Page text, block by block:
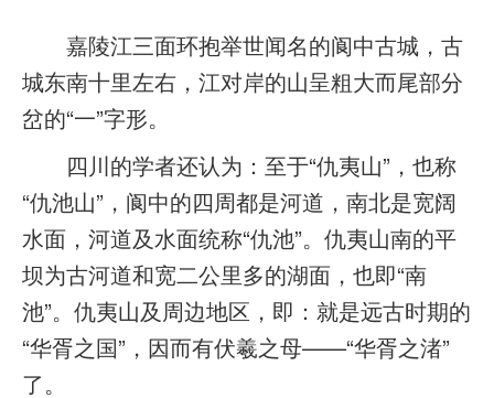
嘉陵江三面环抱举世闻名的阆中古城，古
城东南十里左右，江对岸的山呈粗大而尾部分
岔的“一”字形。
四川的学者还认为：至于“仇夷山”，也称
“仇池山”，阆中的四周都是河道，南北是宽阔
水面，河道及水面统称“仇池”。仇夷山南的平
坝为古河道和宽二公里多的湖面，也即“南
池”。仇夷山及周边地区，即：就是远古时期的
“华胥之国”，因而有伏羲之母——“华胥之渚”
了。